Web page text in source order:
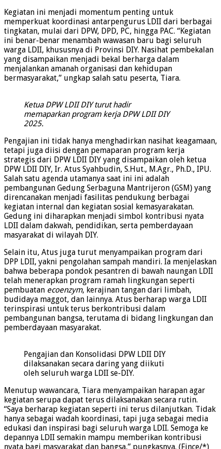
Kegiatan ini menjadi momentum penting untuk
memperkuat koordinasi antarpengurus LDII dari berbagai
tingkatan, mulai dari DPW, DPD, PC, hingga PAC. “Kegiatan
ini benar-benar menambah wawasan baru bagi seluruh
warga LDII, khususnya di Provinsi DIY. Nasihat pembekalan
yang disampaikan menjadi bekal berharga dalam
menjalankan amanah organisasi dan kehidupan
bermasyarakat,” ungkap salah satu peserta, Tiara.
Ketua DPW LDII DIY turut hadir
memaparkan program kerja DPW LDII DIY
2025.
Pengajian ini tidak hanya menghadirkan nasihat keagamaan,
tetapi juga diisi dengan pemaparan program kerja
strategis dari DPW LDII DIY yang disampaikan oleh ketua
DPW LDII DIY, Ir. Atus Syahbudin, S.Hut., M.Agr., Ph.D., IPU.
Salah satu agenda utamanya saat ini ini adalah
pembangunan Gedung Serbaguna Mantrijeron (GSM) yang
direncanakan menjadi fasilitas pendukung berbagai
kegiatan internal dan kegiatan sosial kemasyarakatan.
Gedung ini diharapkan menjadi simbol kontribusi nyata
LDII dalam dakwah, pendidikan, serta pemberdayaan
masyarakat di wilayah DIY.
Selain itu, Atus juga turut menyampaikan program dari
DPP LDII, yakni pengolahan sampah mandiri. Ia menjelaskan
bahwa beberapa pondok pesantren di bawah naungan LDII
telah menerapkan program ramah lingkungan seperti
pembuatan ecoenzym, kerajinan tangan dari limbah,
budidaya maggot, dan lainnya. Atus berharap warga LDII
terinspirasi untuk terus berkontribusi dalam
pembangunan bangsa, terutama di bidang lingkungan dan
pemberdayaan masyarakat.
Pengajian dan Konsolidasi DPW LDII DIY
dilaksanakan secara daring yang diikuti
oleh seluruh warga LDII se-DIY.
Menutup wawancara, Tiara menyampaikan harapan agar
kegiatan serupa dapat terus dilaksanakan secara rutin.
“Saya berharap kegiatan seperti ini terus dilanjutkan. Tidak
hanya sebagai wadah koordinasi, tapi juga sebagai media
edukasi dan inspirasi bagi seluruh warga LDII. Semoga ke
depannya LDII semakin mampu memberikan kontribusi
nyata bagi masyarakat dan bangsa,” pungkasnya. (Fince/*)